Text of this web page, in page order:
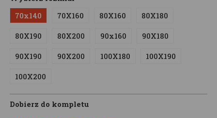
70x140
70X160 80X160 80X180
80X190 80X200 90x160 90X180
90X190 90X200 100X180 100X190
100X200
Dobierz do kompletu